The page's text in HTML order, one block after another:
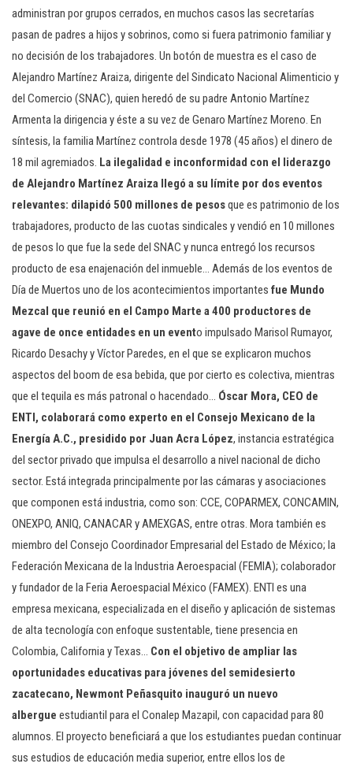
administran por grupos cerrados, en muchos casos las secretarías
pasan de padres a hijos y sobrinos, como si fuera patrimonio familiar y
no decisión de los trabajadores. Un botón de muestra es el caso de
Alejandro Martínez Araiza, dirigente del Sindicato Nacional Alimenticio y
del Comercio (SNAC), quien heredó de su padre Antonio Martínez
Armenta la dirigencia y éste a su vez de Genaro Martínez Moreno. En
síntesis, la familia Martínez controla desde 1978 (45 años) el dinero de
18 mil agremiados. La ilegalidad e inconformidad con el liderazgo
de Alejandro Martínez Araiza llegó a su límite por dos eventos
relevantes: dilapidó 500 millones de pesosque es patrimonio de los
trabajadores, producto de las cuotas sindicales y vendió en 10 millones
de pesos lo que fue la sede del SNAC y nunca entregó los recursos
producto de esa enajenación del inmueble… Además de los eventos de
Día de Muertos uno de los acontecimientos importantes fue Mundo
Mezcal que reunió en el Campo Marte a 400 productores de
agave de once entidades en un evento impulsado Marisol Rumayor,
Ricardo Desachy y Víctor Paredes, en el que se explicaron muchos
aspectos del boom de esa bebida, que por cierto es colectiva, mientras
que el tequila es más patronal o hacendado… Óscar Mora, CEO de
ENTI, colaborará como experto en el Consejo Mexicano de la
Energía A.C., presidido por Juan Acra López, instancia estratégica
del sector privado que impulsa el desarrollo a nivel nacional de dicho
sector. Está integrada principalmente por las cámaras y asociaciones
que componen está industria, como son: CCE, COPARMEX, CONCAMIN,
ONEXPO, ANIQ, CANACAR y AMEXGAS, entre otras. Mora también es
miembro del Consejo Coordinador Empresarial del Estado de México; la
Federación Mexicana de la Industria Aeroespacial (FEMIA); colaborador
y fundador de la Feria Aeroespacial México (FAMEX). ENTI es una
empresa mexicana, especializada en el diseño y aplicación de sistemas
de alta tecnología con enfoque sustentable, tiene presencia en
Colombia, California y Texas… Con el objetivo de ampliar las
oportunidades educativas para jóvenes del semidesierto
zacatecano, Newmont Peñasquito inauguró un nuevo
albergue estudiantil para el Conalep Mazapil, con capacidad para 80
alumnos. El proyecto beneficiará a que los estudiantes puedan continuar
sus estudios de educación media superior, entre ellos los de